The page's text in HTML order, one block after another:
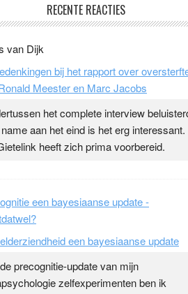
‘makkelijker te ademen’ kan goud waard
meer Pleisterplakkers in de
›[...]
Ionica zijn skeptisch
in het zomernummer van Skepter zijn
en Ionica weer skeptisch …[...]
RECENTE REACTIES
van Dijk
bij het rapport over oversterfte
het complete interview beluisterd.
aan het eind is het erg interessant.
een bayesiaanse update -